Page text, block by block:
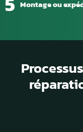
Montage ou